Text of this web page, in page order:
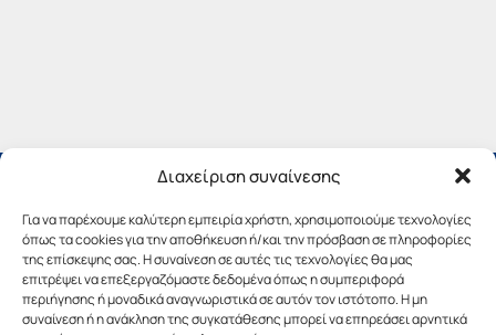
Διαχείριση συναίνεσης
Για να παρέχουμε καλύτερη εμπειρία χρήστη, χρησιμοποιούμε τεχνολογίες
όπως τα cookies για την αποθήκευση ή/και την πρόσβαση σε πληροφορίες
της επίσκεψης σας. Η συναίνεση σε αυτές τις τεχνολογίες θα μας
επιτρέψει να επεξεργαζόμαστε δεδομένα όπως η συμπεριφορά
περιήγησης ή μοναδικά αναγνωριστικά σε αυτόν τον ιστότοπο. Η μη
συναίνεση ή η ανάκληση της συγκατάθεσης μπορεί να επηρεάσει αρνητικά